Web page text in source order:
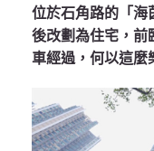
位於石角路的「海
後改劃為住宅，前
車經過，何以這麼